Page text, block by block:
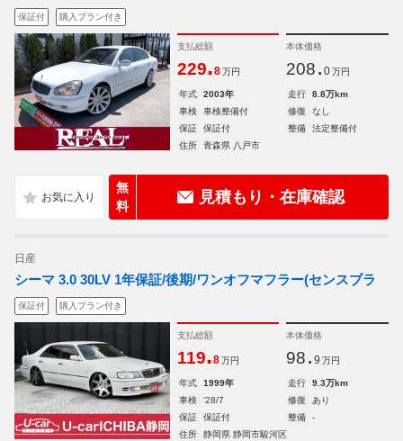
保証付 購入プラン付き
支払総額
229.8 万円
本体価格
208. 0 万円
年式 2003年 走行
8.8万km
車検
車検整備付 修復
なし
保証
保証付 整備
法定整備付
住所
青森県 八戸市
無
料
見積もり・在庫確認
日産
シーマ 3.0 30LV 1年保証/後期/ワンオフマフラー(センスブラ
保証付 購入プラン付き
支払総額
119.8 万円
本体価格
98. 9 万円
年式 1999年 走行
9.3万km
車検
'28/7 修復
あり
保証
保証付 整備
-
住所
静岡県 静岡市駿河区